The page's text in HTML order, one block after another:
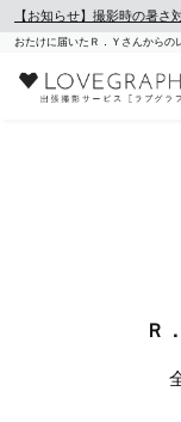
【お知らせ】撮影時の暑さ
おたけに届いたＲ．Ｙさんからの
Ｒ